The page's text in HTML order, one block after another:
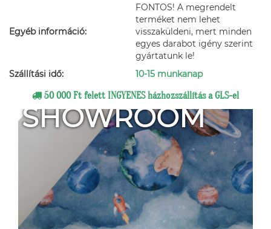
Egyéb információ:
FONTOS! A megrendelt
terméket nem lehet
visszaküldeni, mert minden
egyes darabot igény szerint
gyártatunk le!
Szállítási idő:
10-15 munkanap
50 000 Ft felett INGYENES házhozszállítás a GLS-el
SHOWROOM